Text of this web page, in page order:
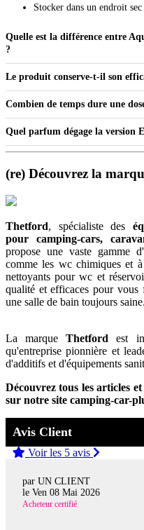
Stocker dans un endroit
Quelle est la différence entre
?
Le produit conserve-t-il son
Combien de temps dure une
Quel parfum dégage la version
(re) Découvrez la
Thetford, spécialiste des
pour camping-cars,
propose une vaste gamme
comme les wc chimiques et
nettoyants pour wc et
qualité et efficaces pour
une salle de bain toujours saine.
La marque Thetfordest
qu'entreprise pionnière et
d'additifs et d'équipements
Découvrez tous les articles
sur notre site camping-car-
Avis Client
Voir les 5 avis
par UN CLIENT
le Ven 08 Mai 2026
Acheteur certifié